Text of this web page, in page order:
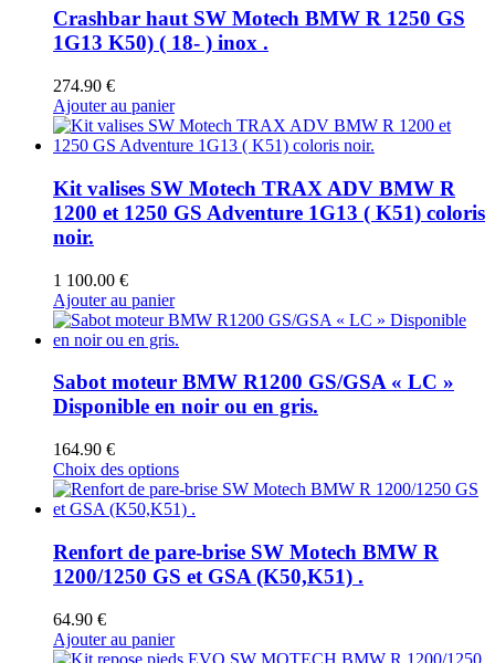
Crashbar haut SW Motech BMW R 1250 GS
1G13 K50) ( 18- ) inox .
274.90 €
Ajouter au panier
Kit valises SW Motech TRAX ADV BMW R
1200 et 1250 GS Adventure 1G13 ( K51) coloris
noir.
1 100.00 €
Ajouter au panier
Sabot moteur BMW R1200 GS/GSA « LC »
Disponible en noir ou en gris.
164.90 €
Choix des optionsCe
produit
a
variations.
Les
options
Renfort de pare-brise SW Motech BMW R
1200/1250 GS et GSA (K50,K51) .
64.90 €
Ajouter au panier